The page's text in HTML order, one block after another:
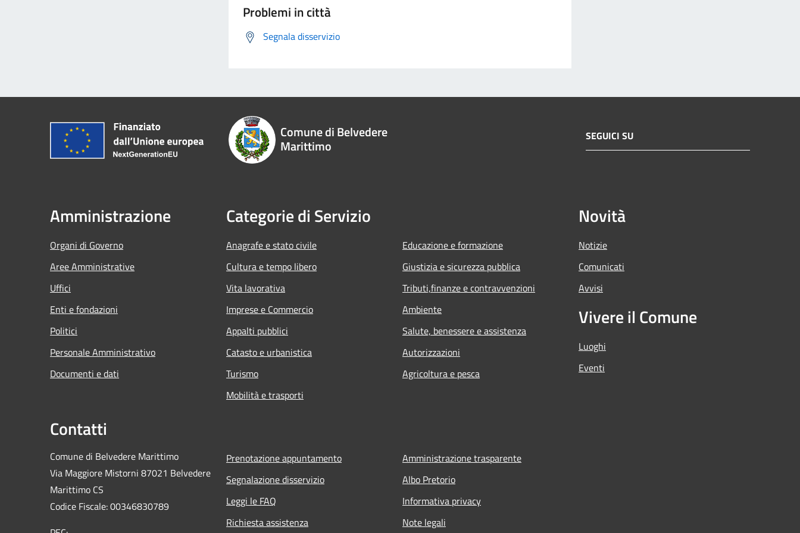
Problemi in città
Segnala disservizio
Comune di Belvedere
Marittimo
SEGUICI SU
Amministrazione
Organi di Governo
Aree Amministrative
Uffici
Enti e fondazioni
Politici
Personale Amministrativo
Documenti e dati
Categorie di Servizio
Anagrafe e stato civile
Cultura e tempo libero
Vita lavorativa
Imprese e Commercio
Appalti pubblici
Catasto e urbanistica
Turismo
Mobilità e trasporti
Educazione e formazione
Giustizia e sicurezza pubblica
Tributi,finanze e contravvenzioni
Ambiente
Salute, benessere e assistenza
Autorizzazioni
Agricoltura e pesca
Novità
Notizie
Comunicati
Avvisi
Vivere il Comune
Luoghi
Eventi
Contatti
Comune di Belvedere Marittimo
Via Maggiore Mistorni 87021 Belvedere
Marittimo CS
Codice Fiscale: 00346830789
Prenotazione appuntamento
Segnalazione disservizio
Leggi le FAQ
Richiesta assistenza
Amministrazione trasparente
Albo Pretorio
Informativa privacy
Note legali